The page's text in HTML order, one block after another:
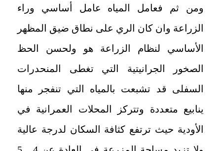
ومن ثم فعامل المياه عامل أساسي وراء
الزراعة وان كان الري على نطاق ضيق المظهر
الأساسي لنظام الزراعة هو ولحسن الحظ
الصخور الجرانيتية التي تغطى المنحدرات
السفلى قد تشبعت بالمياه التي تنفجر منها
ينابيع متعددة وتتركز المحلات العمرانية في
الأودية حيث ترتفع كثافة السكان لدرجة عالية